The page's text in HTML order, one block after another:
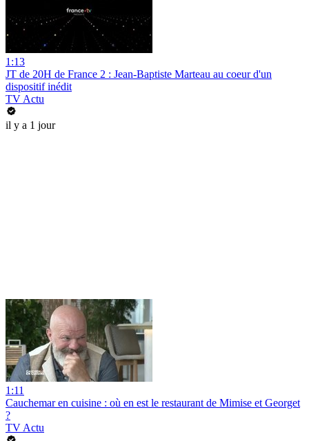
1:13
JT de 20H de France 2 : Jean-Baptiste Marteau au coeur d'un
dispositif inédit
TV Actu
il y a 1 jour
1:11
Cauchemar en cuisine : où en est le restaurant de Mimise et Georget
?
TV Actu